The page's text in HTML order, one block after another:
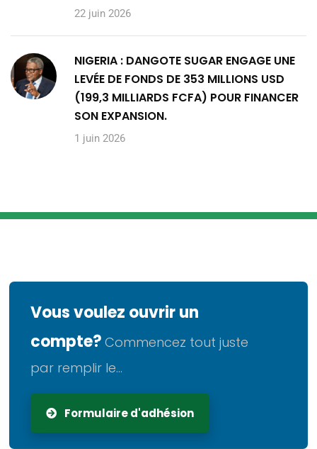
22 juin 2026
NIGERIA : DANGOTE SUGAR ENGAGE UNE
LEVÉE DE FONDS DE 353 MILLIONS USD
(199,3 MILLIARDS FCFA) POUR FINANCER
SON EXPANSION.
1 juin 2026
Vous voulez ouvrir un
compte? Commencez tout juste
par remplir le...
Formulaire d'adhésion